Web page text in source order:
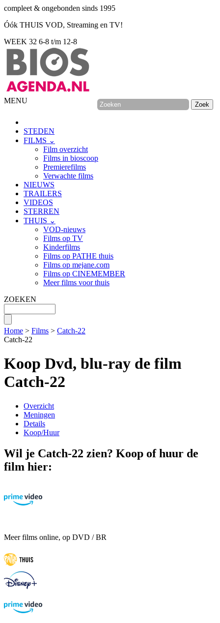
compleet & ongebonden sinds 1995
Óók THUIS VOD, Streaming en TV!
WEEK 32 6-8 t/m 12-8
MENU
STEDEN
FILMS ⌄
Film overzicht
Films in bioscoop
Premierefilms
Verwachte films
NIEUWS
TRAILERS
VIDEOS
STERREN
THUIS ⌄
VOD-nieuws
Films op TV
Kinderfilms
Films op PATHE thuis
Films op mejane.com
Films op CINEMEMBER
Meer films voor thuis
ZOEKEN
Home > Films > Catch-22
Catch-22
Koop Dvd, blu-ray de film
Catch-22
Overzicht
Meningen
Details
Koop/Huur
Wil je Catch-22 zien? Koop of huur de
film hier:
Meer films online, op DVD / BR